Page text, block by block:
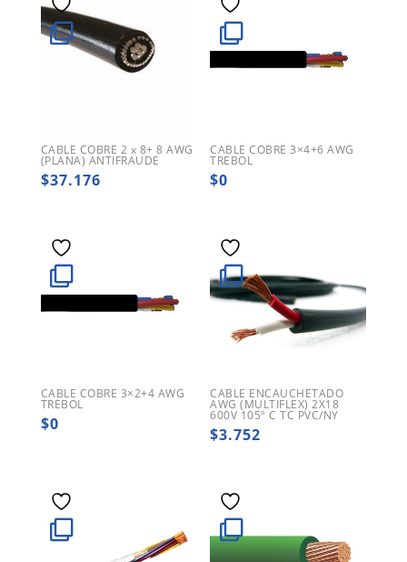
CABLE COBRE 2 x 8+ 8 AWG
(PLANA) ANTIFRAUDE
$37.176
CABLE COBRE 3×4+6 AWG
TREBOL
$0
CABLE COBRE 3×2+4 AWG
TREBOL
$0
CABLE ENCAUCHETADO
AWG (MULTIFLEX) 2X18
600V 105º C TC PVC/NY
$3.752